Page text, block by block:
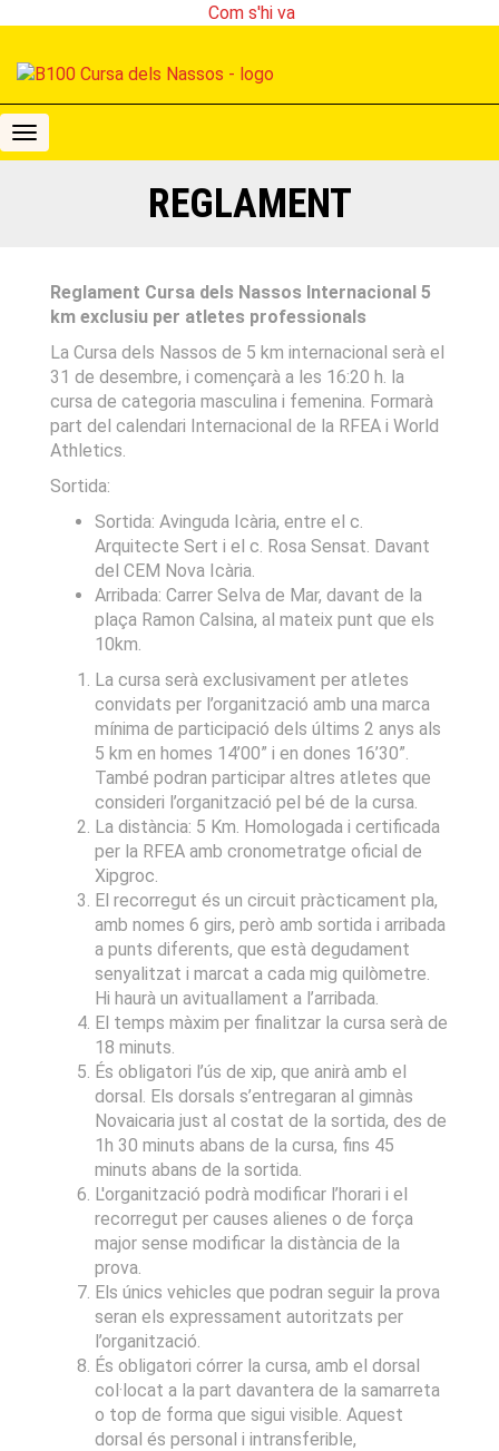
Com s'hi va
B100
Cursa
REGLAMENT
Reglament Cursa dels Nassos Internacional 5
km exclusiu per atletes professionals
La Cursa dels Nassos de 5 km internacional serà el
31 de desembre, i començarà a les 16:20 h. la
cursa de categoria masculina i femenina. Formarà
part del calendari Internacional de la RFEA i World
Athletics.
Sortida:
Sortida: Avinguda Icària, entre el c.
Arquitecte Sert i el c. Rosa Sensat. Davant
del CEM Nova Icària.
Arribada: Carrer Selva de Mar, davant de la
plaça Ramon Calsina, al mateix punt que els
10km.
La cursa serà exclusivament per atletes
convidats per l’organització amb una marca
mínima de participació dels últims 2 anys als
5 km en homes 14’00” i en dones 16’30”.
També podran participar altres atletes que
consideri l’organització pel bé de la cursa.
La distància: 5 Km. Homologada i certificada
per la RFEA amb cronometratge oficial de
Xipgroc.
El recorregut és un circuit pràcticament pla,
amb nomes 6 girs, però amb sortida i arribada
a punts diferents, que està degudament
senyalitzat i marcat a cada mig quilòmetre.
Hi haurà un avituallament a l’arribada.
El temps màxim per finalitzar la cursa serà de
18 minuts.
És obligatori l’ús de xip, que anirà amb el
dorsal. Els dorsals s’entregaran al gimnàs
Novaicaria just al costat de la sortida, des de
1h 30 minuts abans de la cursa, fins 45
minuts abans de la sortida.
L'organització podrà modificar l’horari i el
recorregut per causes alienes o de força
major sense modificar la distància de la
prova.
Els únics vehicles que podran seguir la prova
seran els expressament autoritzats per
l’organització.
És obligatori córrer la cursa, amb el dorsal
col·locat a la part davantera de la samarreta
o top de forma que sigui visible. Aquest
dorsal és personal i intransferible,